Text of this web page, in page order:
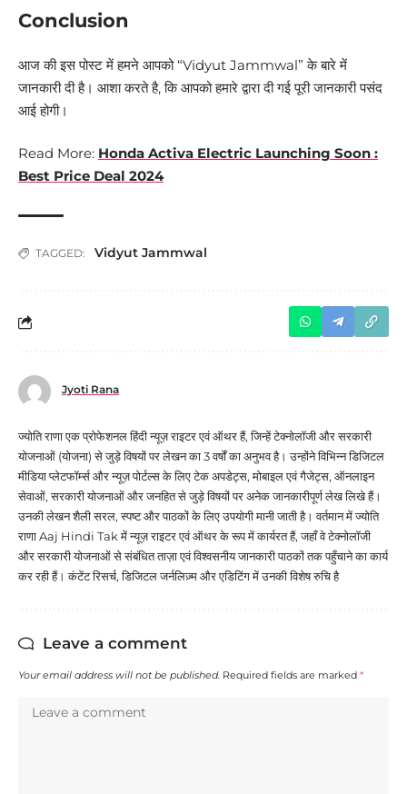
Conclusion
आज की इस पोस्ट में हमने आपको “Vidyut Jammwal” के बारे में
जानकारी दी है। आशा करते है, कि आपको हमारे द्वारा दी गई पूरी जानकारी पसंद
आई होगी।
Read More: Honda Activa Electric Launching Soon :
Best Price Deal 2024
TAGGED: Vidyut Jammwal
Jyoti Rana
ज्योति राणा एक प्रोफेशनल हिंदी न्यूज़ राइटर एवं ऑथर हैं, जिन्हें टेक्नोलॉजी और सरकारी
योजनाओं (योजना) से जुड़े विषयों पर लेखन का 3 वर्षों का अनुभव है। उन्होंने विभिन्न डिजिटल
मीडिया प्लेटफॉर्म्स और न्यूज़ पोर्टल्स के लिए टेक अपडेट्स, मोबाइल एवं गैजेट्स, ऑनलाइन
सेवाओं, सरकारी योजनाओं और जनहित से जुड़े विषयों पर अनेक जानकारीपूर्ण लेख लिखे हैं।
उनकी लेखन शैली सरल, स्पष्ट और पाठकों के लिए उपयोगी मानी जाती है। वर्तमान में ज्योति
राणा Aaj Hindi Tak में न्यूज़ राइटर एवं ऑथर के रूप में कार्यरत हैं, जहाँ वे टेक्नोलॉजी
और सरकारी योजनाओं से संबंधित ताज़ा एवं विश्वसनीय जानकारी पाठकों तक पहुँचाने का कार्य
कर रही हैं। कंटेंट रिसर्च, डिजिटल जर्नलिज़्म और एडिटिंग में उनकी विशेष रुचि है
Leave a comment
Your email address will not be published. Required fields are marked *